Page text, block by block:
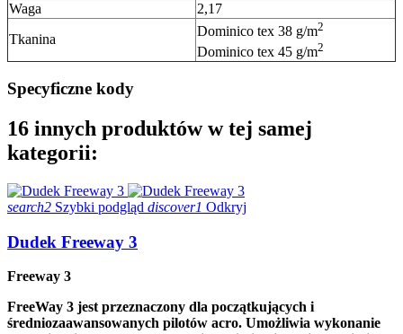
Waga
2,17
Tkanina
Dominico tex 38 g/m2
Dominico tex 45 g/m2
Specyficzne kody
16 innych produktów w tej samej
kategorii:
search2 Szybki podgląd discover1 Odkryj
Dudek Freeway 3
Freeway 3
FreeWay 3 jest przeznaczony dla początkujących i
średniozaawansowanych pilotów acro. Umożliwia wykonanie